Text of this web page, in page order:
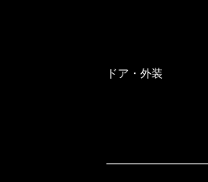
ドア・外装